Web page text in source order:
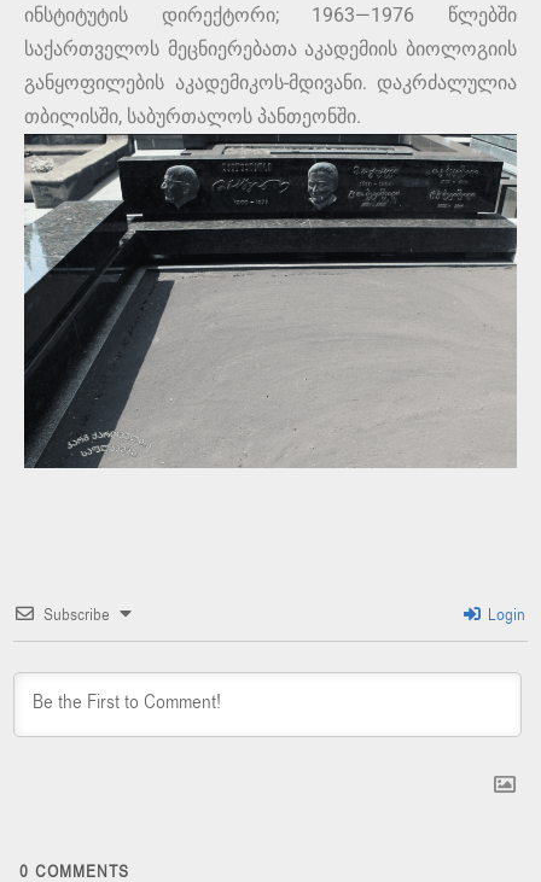
ინსტიტუტის დირექტორი; 1963—1976 წლებში
საქართველოს მეცნიერებათა აკადემიის ბიოლოგიის
განყოფილების აკადემიკოს-მდივანი. დაკრძალულია
თბილისში, საბურთალოს პანთეონში.
Subscribe Login
0 COMMENTS